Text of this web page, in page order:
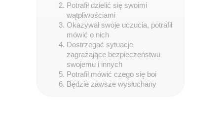
Potrafił dzielić się swoimi
wątpliwościami
Okazywał swoje uczucia, potrafił
mówić o nich
Dostrzegać sytuacje
zagrażające bezpieczeństwu
swojemu i innych
Potrafił mówić czego się boi
Będzie zawsze wysłuchany